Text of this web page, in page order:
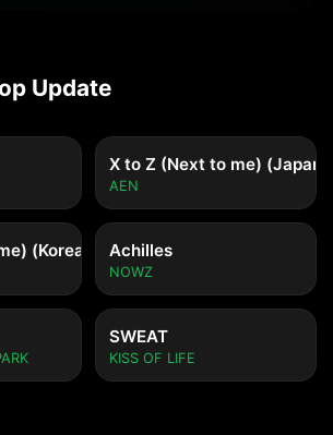
Update
X to Z (Next to me)
AEN
(Korean ver.)Achilles
NOWZ
SWEAT
KISS OF LIFE